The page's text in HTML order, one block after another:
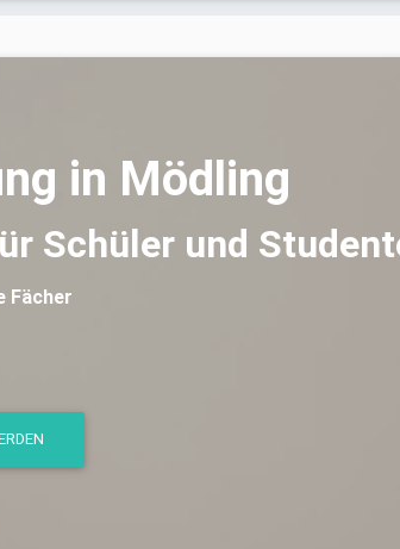
in Mödling
Schüler und
Fächer